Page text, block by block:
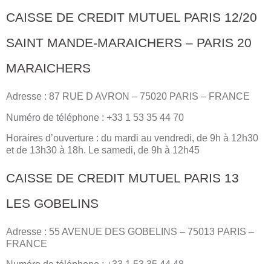
CAISSE DE CREDIT MUTUEL PARIS 12/20
SAINT MANDE-MARAICHERS – PARIS 20
MARAICHERS
Adresse : 87 RUE D AVRON – 75020 PARIS – FRANCE
Numéro de téléphone : +33 1 53 35 44 70
Horaires d’ouverture : du mardi au vendredi, de 9h à 12h30
et de 13h30 à 18h. Le samedi, de 9h à 12h45
CAISSE DE CREDIT MUTUEL PARIS 13
LES GOBELINS
Adresse : 55 AVENUE DES GOBELINS – 75013 PARIS –
FRANCE